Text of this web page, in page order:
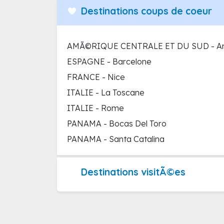
Destinations coups de coeur
AMÃ©RIQUE CENTRALE ET DU SUD -
ESPAGNE - Barcelone
FRANCE - Nice
ITALIE - La Toscane
ITALIE - Rome
PANAMA - Bocas Del Toro
PANAMA - Santa Catalina
Destinations visitÃ©es